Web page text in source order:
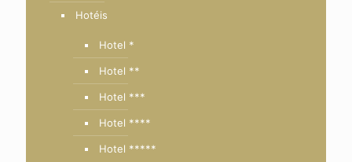
Hotéis
Hotel *
Hotel **
Hotel ***
Hotel ****
Hotel *****